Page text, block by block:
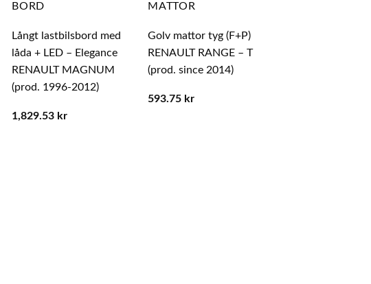
BORD
Långt lastbilsbord med
låda + LED – Elegance
RENAULT MAGNUM
(prod. 1996-2012)
1,829.53 kr
MATTOR
Golv mattor tyg (F+P)
RENAULT RANGE – T
(prod. since 2014)
593.75 kr